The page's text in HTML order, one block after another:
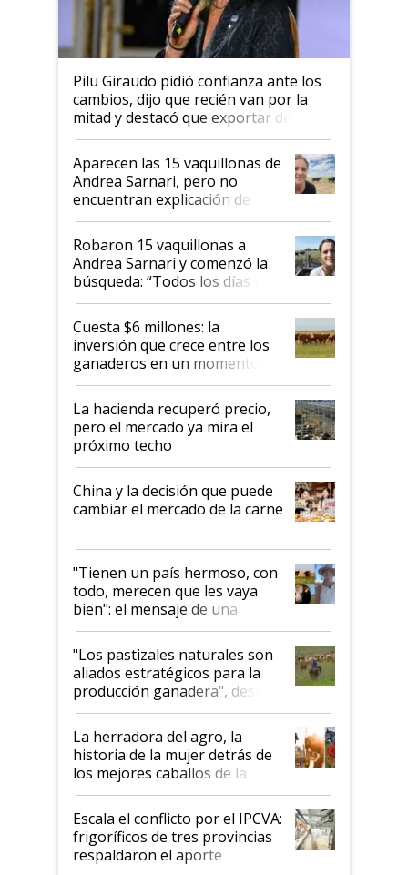
Pilu Giraudo pidió confianza ante los
cambios, dijo que recién van por la
mitad y destacó que exportar dejó de
ser "para unos pocos": "Tenemos un
mandato muy claro del gobierno
nacional"
Aparecen las 15 vaquillonas de
Andrea Sarnari, pero no
encuentran explicación de
cómo llegaron allí
Robaron 15 vaquillonas a
Andrea Sarnari y comenzó la
búsqueda: “Todos los días le
toca a algún productor”
Cuesta $6 millones: la
inversión que crece entre los
ganaderos en un momento
histórico para la actividad
La hacienda recuperó precio,
pero el mercado ya mira el
próximo techo
China y la decisión que puede
cambiar el mercado de la carne
"Tienen un país hermoso, con
todo, merecen que les vaya
bien": el mensaje de una
ganadera uruguaya sobre las
oportunidades que se abren
para el agro en Argentina, con
foco en la carne
"Los pastizales naturales son
aliados estratégicos para la
producción ganadera", destaca
la iniciativa que ya reúne a 46
establecimientos en Argentina
La herradora del agro, la
historia de la mujer detrás de
los mejores caballos de la
Argentina y los mitos que
todavía hacen sufrir a estos
animales: "Mientras me
descalificaban, yo seguí
haciendo currículum"
Escala el conflicto por el IPCVA:
frigoríficos de tres provincias
respaldaron el aporte